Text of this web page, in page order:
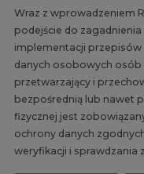
Wraz z wprowadzeniem
podejście do
implementacji przepisów
danych osobowych osób
przetwarzający i
bezpośrednią lub nawet
fizycznej jest
ochrony danych
weryfikacji i sprawdzania